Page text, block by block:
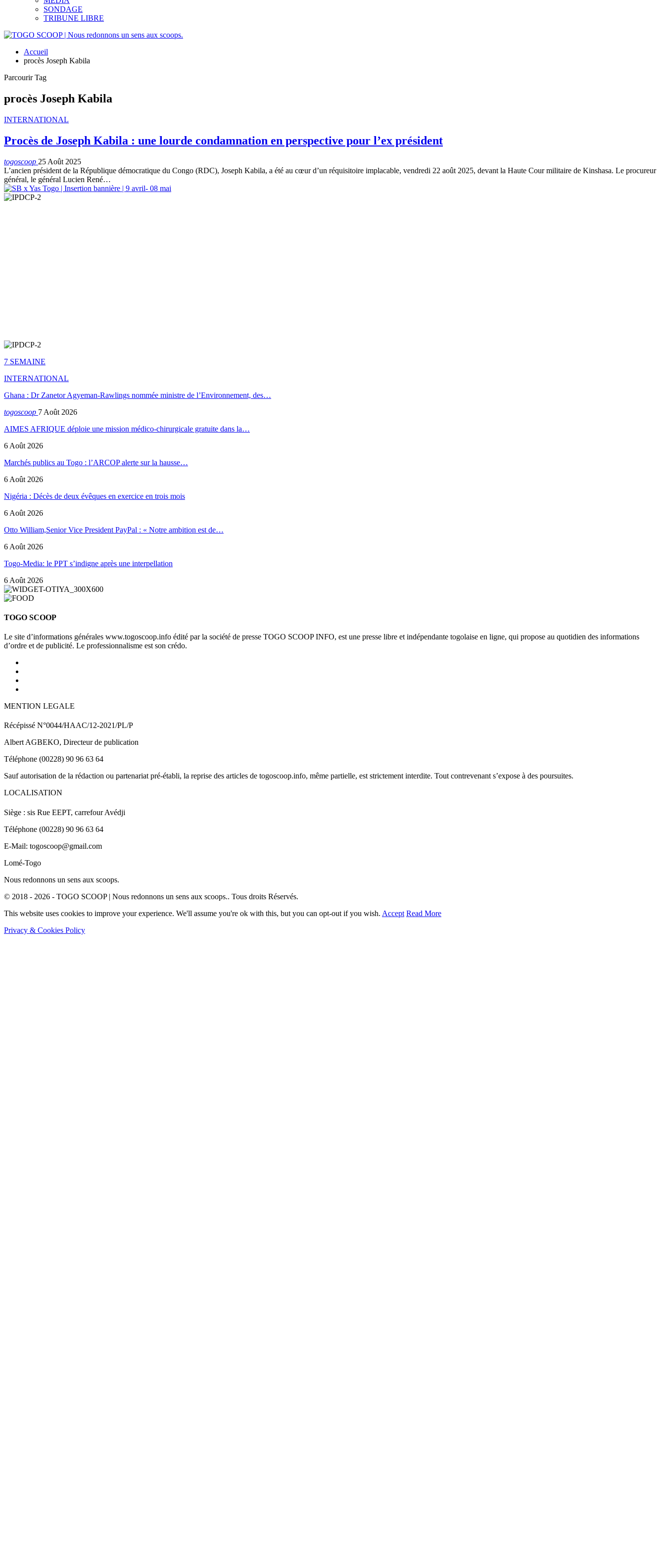
SONDAGE
TRIBUNE LIBRE
Accueil
procès Joseph Kabila
Parcourir Tag
procès Joseph Kabila
INTERNATIONAL
Procès de Joseph Kabila : une lourde condamnation en perspective pour l’ex président
togoscoop 25 Août 2025
L’ancien président de la République démocratique du Congo (RDC), Joseph Kabila, a été au cœur d’un réquisitoire implacable, vendredi 22 août 2025, devant la Haute Cour militaire de Kinshasa. Le procureur
général, le général Lucien René…
7 SEMAINE
INTERNATIONAL
Ghana : Dr Zanetor Agyeman-Rawlings nommée ministre de l’Environnement, des…
togoscoop 7 Août 2026
AIMES AFRIQUE déploie une mission médico-chirurgicale gratuite dans la…
6 Août 2026
Marchés publics au Togo : l’ARCOP alerte sur la hausse…
6 Août 2026
Nigéria : Décès de deux évêques en exercice en trois mois
6 Août 2026
Otto William,Senior Vice President PayPal : « Notre ambition est de…
6 Août 2026
Togo-Media: le PPT s’indigne après une interpellation
6 Août 2026
TOGO SCOOP
Le site d’informations générales www.togoscoop.info édité par la société de presse TOGO SCOOP INFO, est une presse libre et indépendante togolaise en ligne, qui propose au quotidien des informations
d’ordre et de publicité. Le professionnalisme est son crédo.
MENTION LEGALE
Récépissé N°0044/HAAC/12-2021/PL/P
Albert AGBEKO, Directeur de publication
Téléphone (00228) 90 96 63 64
Sauf autorisation de la rédaction ou partenariat pré-établi, la reprise des articles de togoscoop.info, même partielle, est strictement interdite. Tout contrevenant s’expose à des poursuites.
LOCALISATION
Siège : sis Rue EEPT, carrefour Avédji
Téléphone (00228) 90 96 63 64
E-Mail: togoscoop@gmail.com
Lomé-Togo
Nous redonnons un sens aux scoops.
© 2018 - 2026 - TOGO SCOOP | Nous redonnons un sens aux scoops.. Tous droits Réservés.
This website uses cookies to improve your experience. We'll assume you're ok with this, but you can opt-out if you wish. Accept Read More
Privacy & Cookies Policy